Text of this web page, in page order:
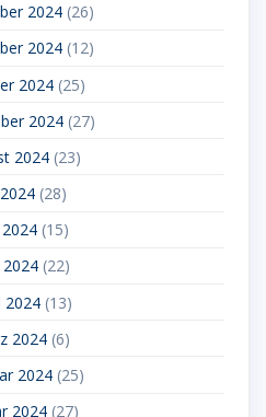
2024(26)
2024 (12)
2024 (25)
2024 (27)
2024 (23)
(28)
2024 (15)
(22)
2024(13)
2024 (6)
2024(25)
2024 (27)